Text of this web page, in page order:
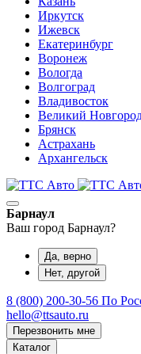
Иркутск
Ижевск
Екатеринбург
Воронеж
Вологда
Волгоград
Владивосток
Великий
Брянск
Астрахань
Архангельск
Барнаул
Ваш город Барнаул?
Да, верно
Нет, другой
8 (800) 200-30-56 По
hello@ttsauto.ru
Перезвонить мне
Каталог